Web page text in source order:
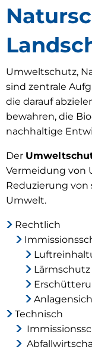
Umweltschutz,
sind zentrale
die darauf
bewahren, die
nachhaltige
Der
Vermeidung von
Reduzierung von
Umwelt.
Rechtlich
Lärmschutz
Technisch